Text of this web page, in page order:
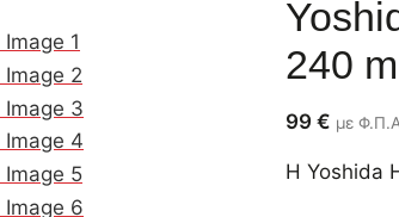
240
99 € με
Η Yoshida